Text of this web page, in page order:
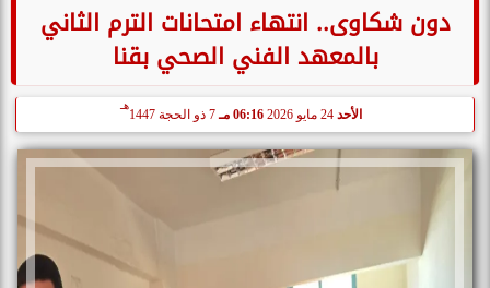
دون شكاوى.. انتهاء امتحانات الترم الثاني
بالمعهد الفني الصحي بقنا
الأحد 24 مايو 2026 06:16 مـ 7 ذو الحجة 1447
هـ